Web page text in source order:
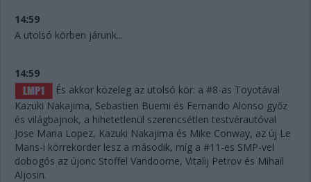
14:59
A utolsó körben járunk...
14:59
És akkor közeleg az utolsó kör: a #8-as Toyotával
Kazuki Nakajima, Sebastien Buemi és Fernando Alonso győz
és világbajnok, a hihetetlenül szerencsétlen testvérautóval
Jose Maria Lopez, Kazuki Nakajima és Mike Conway, az új Le
Mans-i körrekorder lesz a második, míg a #11-es SMP-vel
dobogós az újonc Stoffel Vandoorne, Vitalij Petrov és Mihail
Aljosin.